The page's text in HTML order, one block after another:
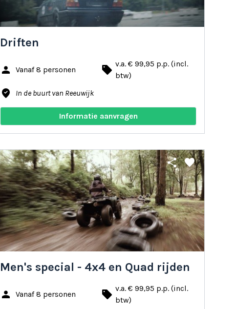
Driften
person
Vanaf 8 personen local_offer v.a. € 99,95 p.p. (incl.
btw)
where_to_vote In de buurt van Reeuwijk
Informatie aanvragen
share favorite
Men's special - 4x4 en Quad rijden
person
Vanaf 8 personen local_offer v.a. € 99,95 p.p. (incl.
btw)